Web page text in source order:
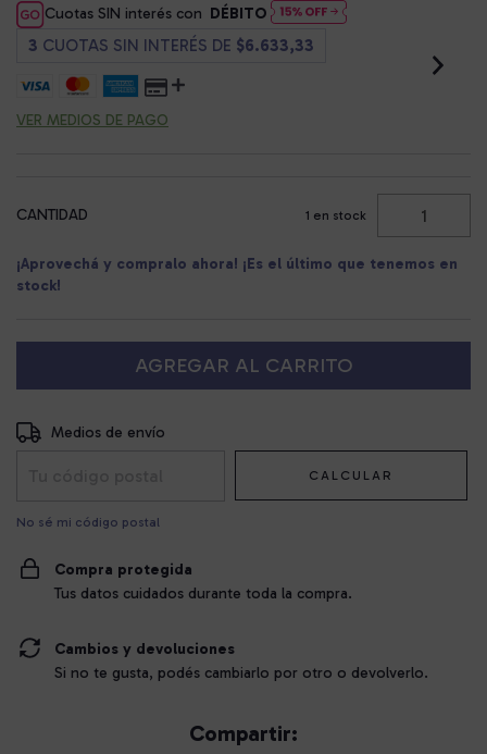
Cuotas SIN interés con DÉBITO
3 CUOTAS SIN INTERÉS DE $6.633,33
VER MEDIOS DE PAGO
CANTIDAD 1 en stock
¡Aprovechá y compralo ahora! ¡Es el último que tenemos en
stock!
Entregas para el CP:
Medios de envío
CALCULAR
No sé mi código postal
Compra protegida
Tus datos cuidados durante toda la compra.
Cambios y devoluciones
Si no te gusta, podés cambiarlo por otro o devolverlo.
Compartir: